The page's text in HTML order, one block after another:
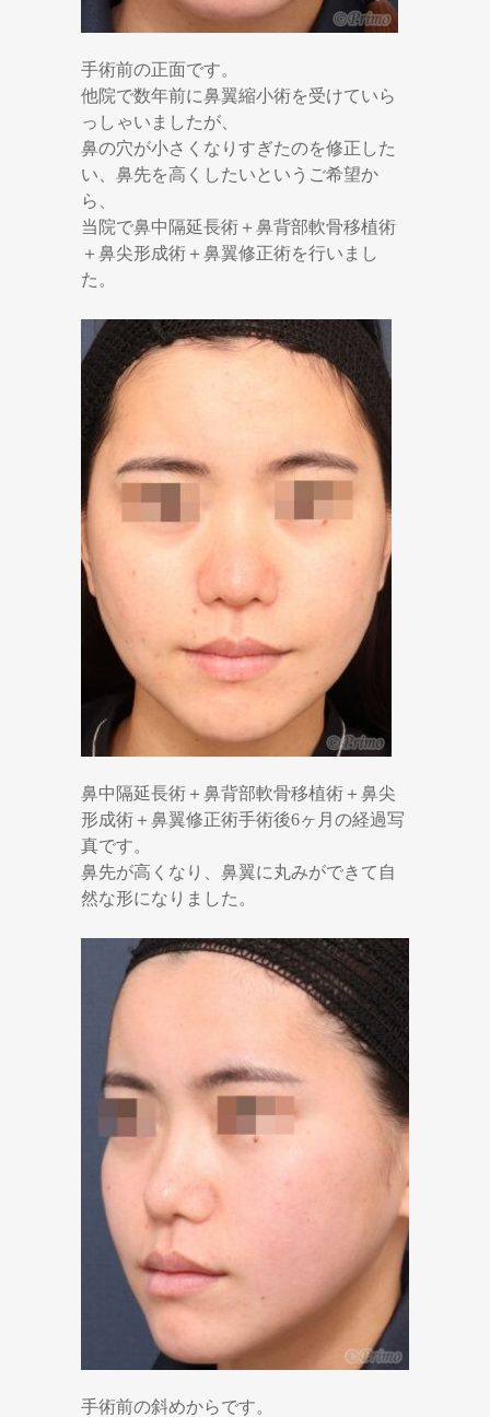
手術前の正面です。
他院で数年前に鼻翼縮小術を受けていら
っしゃいましたが、
鼻の穴が小さくなりすぎたのを修正した
い、鼻先を高くしたいというご希望か
ら、
当院で鼻中隔延長術＋鼻背部軟骨移植術
＋鼻尖形成術＋鼻翼修正術を行いまし
た。
鼻中隔延長術＋鼻背部軟骨移植術＋鼻尖
形成術＋鼻翼修正術手術後6ヶ月の経過写
真です。
鼻先が高くなり、鼻翼に丸みができて自
然な形になりました。
手術前の斜めからです。